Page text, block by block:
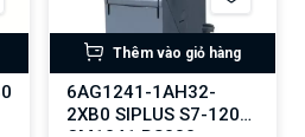
Thêm vào giỏ hàng
6AG1241-1AH32-
2XB0 SIPLUS S7-1200